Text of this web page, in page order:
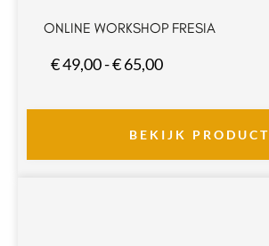
ONLINE WORKSHOP FRESIA
€49,00-€65,00Prijsklasse:
tot
€ 65,00
BEKIJK PRODUCT